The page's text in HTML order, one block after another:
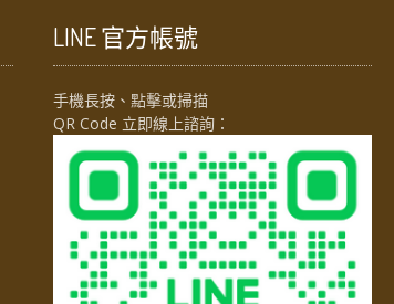
LINE 官方帳號
手機長按、點擊或掃描
QR Code 立即線上諮詢：